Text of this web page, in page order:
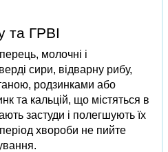
та ГРВІ
молочні і
сири, відварну рибу,
родзинками або
та кальцій, що містяться в
застуди і полегшують їх
хвороби не пийте